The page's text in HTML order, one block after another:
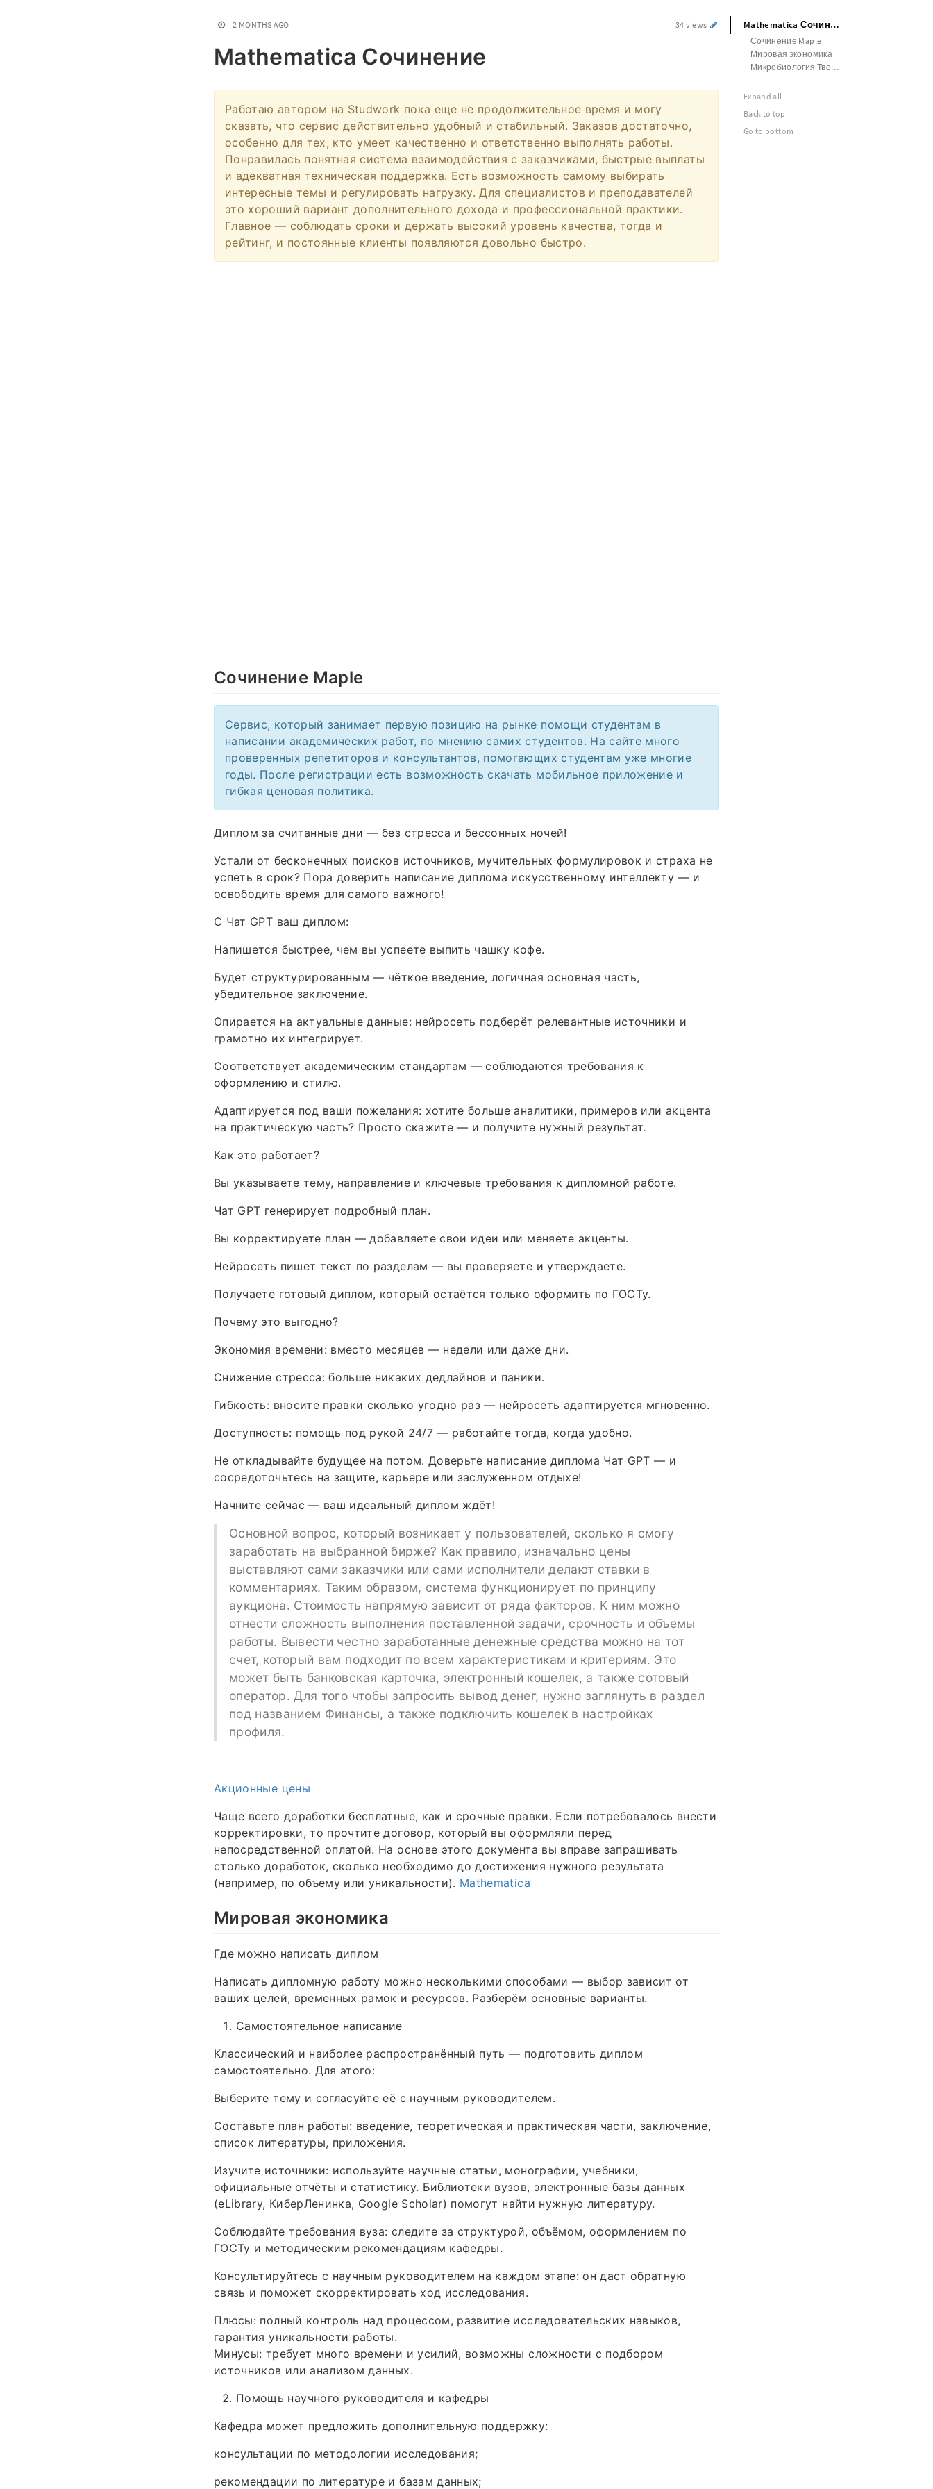
2 MONTHS AGO 34 views
Mathematica Сочинение
Работаю автором на Studwork пока еще не продолжительное время и могу
сказать, что сервис действительно удобный и стабильный. Заказов достаточно,
особенно для тех, кто умеет качественно и ответственно выполнять работы.
Понравилась понятная система взаимодействия с заказчиками, быстрые выплаты
и адекватная техническая поддержка. Есть возможность самому выбирать
интересные темы и регулировать нагрузку. Для специалистов и преподавателей
это хороший вариант дополнительного дохода и профессиональной практики.
Главное — соблюдать сроки и держать высокий уровень качества, тогда и
рейтинг, и постоянные клиенты появляются довольно быстро.
Сочинение Maple
Сервис, который занимает первую позицию на рынке помощи студентам в
написании академических работ, по мнению самих студентов. На сайте много
проверенных репетиторов и консультантов, помогающих студентам уже многие
годы. После регистрации есть возможность скачать мобильное приложение и
гибкая ценовая политика.
Диплом за считанные дни — без стресса и бессонных ночей!
Устали от бесконечных поисков источников, мучительных формулировок и страха не
успеть в срок? Пора доверить написание диплома искусственному интеллекту — и
освободить время для самого важного!
С Чат GPT ваш диплом:
Напишется быстрее, чем вы успеете выпить чашку кофе.
Будет структурированным — чёткое введение, логичная основная часть,
убедительное заключение.
Опирается на актуальные данные: нейросеть подберёт релевантные источники и
грамотно их интегрирует.
Соответствует академическим стандартам — соблюдаются требования к
оформлению и стилю.
Адаптируется под ваши пожелания: хотите больше аналитики, примеров или акцента
на практическую часть? Просто скажите — и получите нужный результат.
Как это работает?
Вы указываете тему, направление и ключевые требования к дипломной работе.
Чат GPT генерирует подробный план.
Вы корректируете план — добавляете свои идеи или меняете акценты.
Нейросеть пишет текст по разделам — вы проверяете и утверждаете.
Получаете готовый диплом, который остаётся только оформить по ГОСТу.
Почему это выгодно?
Экономия времени: вместо месяцев — недели или даже дни.
Снижение стресса: больше никаких дедлайнов и паники.
Гибкость: вносите правки сколько угодно раз — нейросеть адаптируется мгновенно.
Доступность: помощь под рукой 24/7 — работайте тогда, когда удобно.
Не откладывайте будущее на потом. Доверьте написание диплома Чат GPT — и
сосредоточьтесь на защите, карьере или заслуженном отдыхе!
Начните сейчас — ваш идеальный диплом ждёт!
Основной вопрос, который возникает у пользователей, сколько я смогу
заработать на выбранной бирже? Как правило, изначально цены
выставляют сами заказчики или сами исполнители делают ставки в
комментариях. Таким образом, система функционирует по принципу
аукциона. Стоимость напрямую зависит от ряда факторов. К ним можно
отнести сложность выполнения поставленной задачи, срочность и объемы
работы. Вывести честно заработанные денежные средства можно на тот
счет, который вам подходит по всем характеристикам и критериям. Это
может быть банковская карточка, электронный кошелек, а также сотовый
оператор. Для того чтобы запросить вывод денег, нужно заглянуть в раздел
под названием Финансы, а также подключить кошелек в настройках
профиля.
Акционные цены
Чаще всего доработки бесплатные, как и срочные правки. Если потребовалось внести
корректировки, то прочтите договор, который вы оформляли перед
непосредственной оплатой. На основе этого документа вы вправе запрашивать
столько доработок, сколько необходимо до достижения нужного результата
(например, по объему или уникальности). Mathematica
Мировая экономика
Где можно написать диплом
Написать дипломную работу можно несколькими способами — выбор зависит от
ваших целей, временных рамок и ресурсов. Разберём основные варианты.
Самостоятельное написание
Классический и наиболее распространённый путь — подготовить диплом
самостоятельно. Для этого:
Выберите тему и согласуйте её с научным руководителем.
Составьте план работы: введение, теоретическая и практическая части, заключение,
список литературы, приложения.
Изучите источники: используйте научные статьи, монографии, учебники,
официальные отчёты и статистику. Библиотеки вузов, электронные базы данных
(eLibrary, КиберЛенинка, Google Scholar) помогут найти нужную литературу.
Соблюдайте требования вуза: следите за структурой, объёмом, оформлением по
ГОСТу и методическим рекомендациям кафедры.
Консультируйтесь с научным руководителем на каждом этапе: он даст обратную
связь и поможет скорректировать ход исследования.
Плюсы: полный контроль над процессом, развитие исследовательских навыков,
гарантия уникальности работы.
Минусы: требует много времени и усилий, возможны сложности с подбором
источников или анализом данных.
Помощь научного руководителя и кафедры
Кафедра может предложить дополнительную поддержку:
консультации по методологии исследования;
рекомендации по литературе и базам данных;
Mathematica Сочинение
Сочинение Maple
Мировая экономика
Микробиология Творческая работа
Expand all
Back to top
Go to bottom